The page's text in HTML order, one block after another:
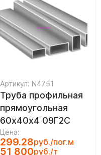
Артикул: N4751
Труба профильная
прямоугольная
60х40х4 09Г2С
Цена:
299.28руб./пог.м
51 800руб./т